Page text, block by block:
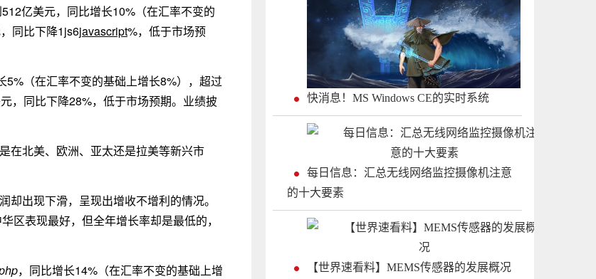
亿美元，同比增长10%（在汇率不变的
同比下降1js6javascript%，低于市场预
（在汇率不变的基础上增长8%），超过
，同比下降28%，低于市场预期。业绩披
在北美、欧洲、亚太还是拉美等新兴市
出现下滑，呈现出增收不增利的情况。
区表现最好，但全年增长率却是最低的，
，同比增长14%（在汇率不变的基础上增
快消息！MS Windows CE的实时系统
每日信息：汇总无线网络监控摄像机注意
的十大要素
【世界速看料】MEMS传感器的发展概况